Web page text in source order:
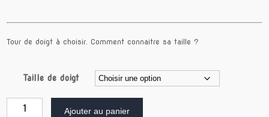
Tour de doigt à choisir.Comment connaitre sa taille ?
Taille de doigt
quantité
Ajouter au panier